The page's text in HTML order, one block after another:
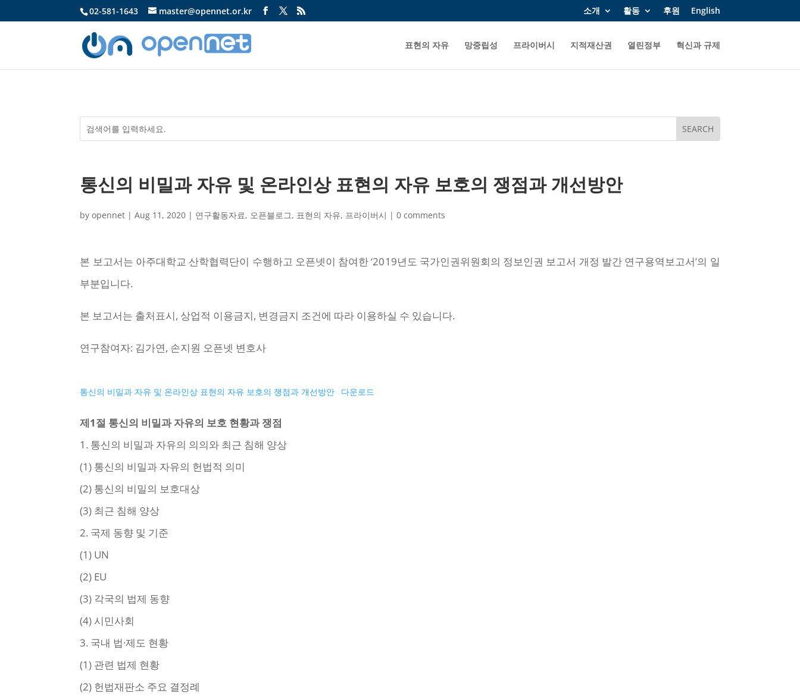
02-581-1643 master@opennet.or.kr 소개 활동 후원 English
표현의 자유 망중립성 프라이버시 지적재산권 열린정부 혁신과 규제
통신의 비밀과 자유 및 온라인상 표현의 자유 보호의 쟁점과 개선방안
byopennet |Aug 11, 2020 | 연구활동자료, 오픈블로그, 표현의 자유, 프라이버시 |0 comments
본 보고서는 아주대학교 산학협력단이 수행하고 오픈넷이 참여한 ‘2019년도 국가인권위원회의 정보인권 보고서 개정 발간 연구용역보고서’의 일
부분입니다.
본 보고서는 출처표시, 상업적 이용금지, 변경금지 조건에 따라 이용하실 수 있습니다.
연구참여자: 김가연, 손지원 오픈넷 변호사
통신의 비밀과 자유 및 온라인상 표현의 자유 보호의 쟁점과 개선방안 다운로드
제1절 통신의 비밀과 자유의 보호 현황과 쟁점
1. 통신의 비밀과 자유의 의의와 최근 침해 양상
(1) 통신의 비밀과 자유의 헌법적 의미
(2) 통신의 비밀의 보호대상
(3) 최근 침해 양상
2. 국제 동향 및 기준
(1) UN
(2) EU
(3) 각국의 법제 동향
(4) 시민사회
3. 국내 법·제도 현황
(1) 관련 법제 현황
(2) 헌법재판소 주요 결정례